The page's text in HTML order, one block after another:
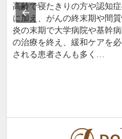
高齢で寝たきりの方や認知
に加え、がんの終末期や間
炎の末期で大学病院や基幹
の治療を終え、緩和ケアを必
される患者さんも多く…